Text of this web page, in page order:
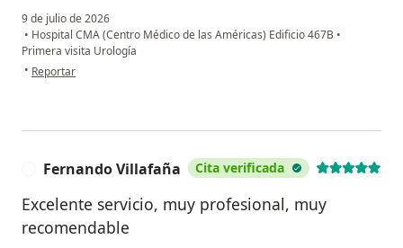
9 de julio de 2026
• Hospital CMA (Centro Médico de las Américas) Edificio 467B •
Primera visita Urología
• en opinión del usuario Alberto
Reportar
Fernando Villafaña Cita verificada
Excelente servicio, muy profesional, muy
recomendable